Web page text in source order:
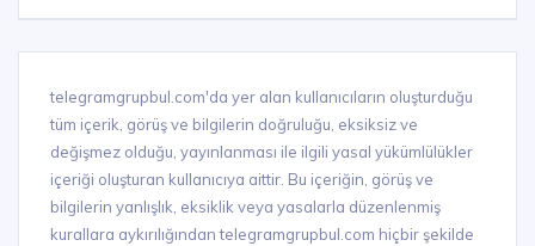
telegramgrupbul.com'da yer alan kullanıcıların oluşturduğu
tüm içerik, görüş ve bilgilerin doğruluğu, eksiksiz ve
değişmez olduğu, yayınlanması ile ilgili yasal yükümlülükler
içeriği oluşturan kullanıcıya aittir. Bu içeriğin, görüş ve
bilgilerin yanlışlık, eksiklik veya yasalarla düzenlenmiş
kurallara aykırılığından telegramgrupbul.com hiçbir şekilde